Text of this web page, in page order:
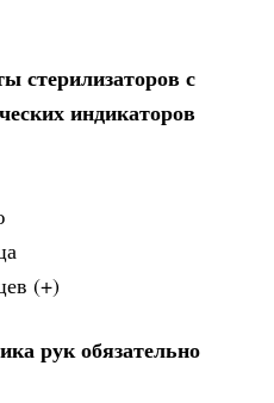
стерилизаторов с
индикаторов
(+)
рук обязательно